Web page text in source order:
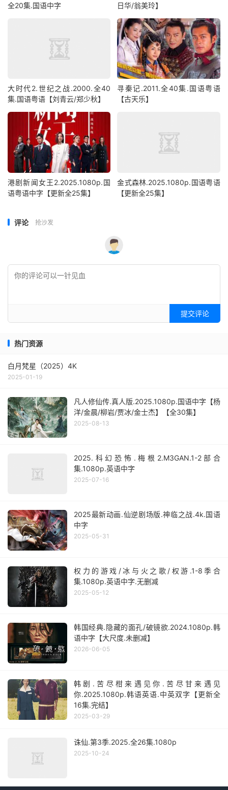
全20集.国语中字
日华/翁美玲】
大时代2.世纪之战.2000.全40
集.国语粤语【刘青云/郑少秋】
寻秦记.2011.全40集.国语粤语
【古天乐】
港剧新闻女王2.2025.1080p.国
语粤语中字【更新全25集】
金式森林.2025.1080p.国语粤语
【更新全25集】
评论 抢沙发
提交评论
热门资源
白月梵星（2025）4K
2025-01-19
凡人修仙传.真人版.2025.1080p.国语中字【杨
洋/金晨/柳岩/贾冰/金士杰】【全30集】
2025-08-13
2025.科幻恐怖.梅根2.M3GAN.1-2部合
集.1080p.英语中字
2025-07-16
2025最新动画.仙逆剧场版.神临之战.4k.国语
中字
2025-05-31
权力的游戏/冰与火之歌/权游.1-8季合
集.1080p.英语中字.无删减
2025-05-12
韩国经典.隐藏的面孔/破镜欲.2024.1080p.韩
语中字【大尺度.未删减】
2026-06-05
韩剧.苦尽柑来遇见你.苦尽甘来遇见
你.2025.1080p.韩语英语.中英双字【更新全
16集.完结】
2025-03-29
诛仙.第3季.2025.全26集.1080p
2025-10-24